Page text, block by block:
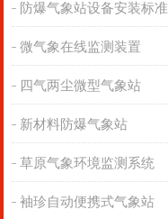
防爆气象站设备安装标准
微气象在线监测装置
四气两尘微型气象站
新材料防爆气象站
草原气象环境监测系统
袖珍自动便携式气象站